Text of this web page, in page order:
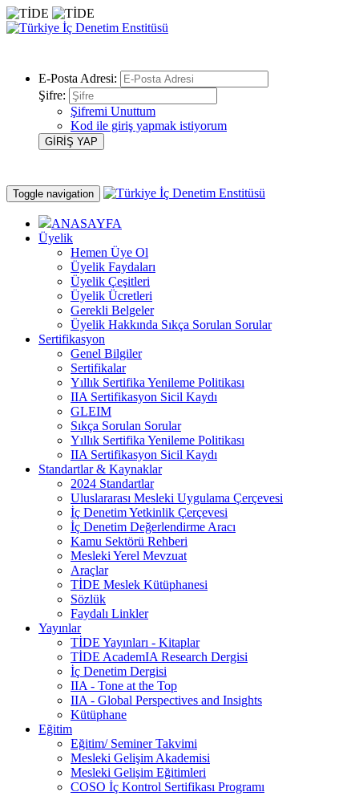
E-Posta Adresi:
Şifre:
Şifremi Unuttum
Kod ile giriş yapmak istiyorum
Toggle navigation
ANASAYFA
Üyelik
Hemen Üye Ol
Üyelik Faydaları
Üyelik Çeşitleri
Üyelik Ücretleri
Gerekli Belgeler
Üyelik Hakkında Sıkça Sorulan Sorular
Sertifikasyon
Genel Bilgiler
Sertifikalar
Yıllık Sertifika Yenileme Politikası
IIA Sertifikasyon Sicil Kaydı
GLEIM
Sıkça Sorulan Sorular
Yıllık Sertifika Yenileme Politikası
IIA Sertifikasyon Sicil Kaydı
Standartlar & Kaynaklar
2024 Standartlar
Uluslararası Mesleki Uygulama Çerçevesi
İç Denetim Yetkinlik Çerçevesi
İç Denetim Değerlendirme Aracı
Kamu Sektörü Rehberi
Mesleki Yerel Mevzuat
Araçlar
TİDE Meslek Kütüphanesi
Sözlük
Faydalı Linkler
Yayınlar
TİDE Yayınları - Kitaplar
TİDE AcademIA Research Dergisi
İç Denetim Dergisi
IIA - Tone at the Top
IIA - Global Perspectives and Insights
Kütüphane
Eğitim
Eğitim/ Seminer Takvimi
Mesleki Gelişim Akademisi
Mesleki Gelişim Eğitimleri
COSO İç Kontrol Sertifikası Programı